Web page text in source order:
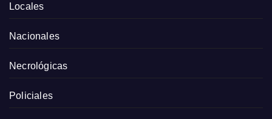
Locales
Nacionales
Necrológicas
Policiales